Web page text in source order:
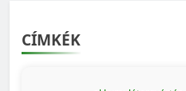
CÍMKÉK